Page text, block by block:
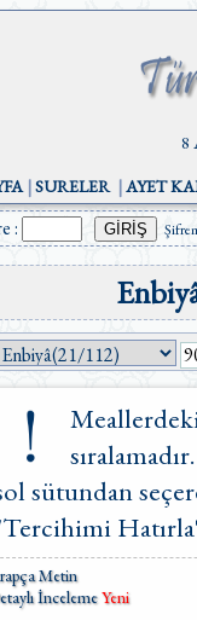
8
|SURELER|AYET
:
sütundan
Metin
İncelemeYeni